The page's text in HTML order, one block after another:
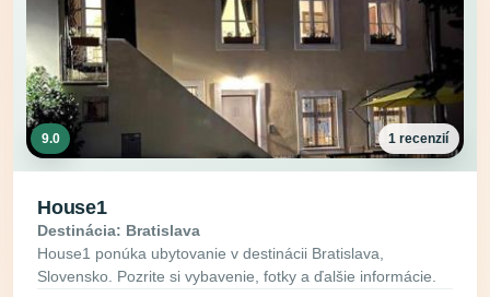
9.0 1 recenzií
House1
Destinácia: Bratislava
House1 ponúka ubytovanie v destinácii Bratislava,
Slovensko. Pozrite si vybavenie, fotky a ďalšie informácie.